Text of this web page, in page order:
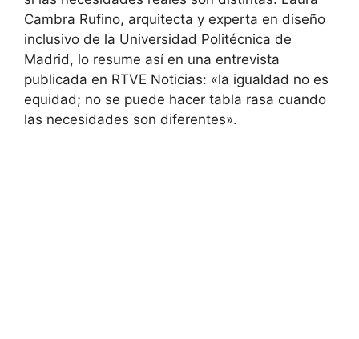
Cambra Rufino, arquitecta y experta en diseño
inclusivo de la Universidad Politécnica de
Madrid, lo resume así en una entrevista
publicada en RTVE Noticias: «la igualdad no es
equidad; no se puede hacer tabla rasa cuando
las necesidades son diferentes».